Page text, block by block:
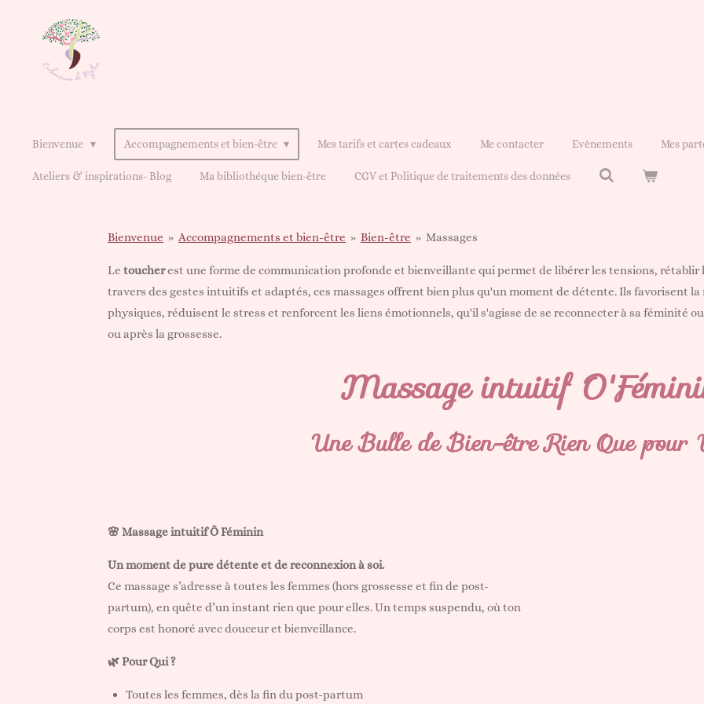
contenu
Bienvenue Accompagnements et bien-être Mes tarifs et cartes cadeaux Me contacter Evènements Mes
Ateliers & inspirations- Blog Ma bibliothéque bien-être CGV et Politique de traitements des données
Bienvenue » Accompagnements et bien-être » Bien-être » Massages
Le toucherest une forme de communication profonde et bienveillante qui permet de libérer les tensions, rétablir
travers des gestes intuitifs et adaptés, ces massages offrent bien plus qu'un moment de détente. Ils favorisent
physiques, réduisent le stress et renforcent les liens émotionnels, qu'il s'agisse de se reconnecter à sa féminité
ou après la grossesse.
Massage intuitif
Une Bulle de Bien-être Rien Que pour
🌸 Massage intuitif Ô Féminin
Un moment de pure détente et de reconnexion à soi.
Ce massage s’adresse à toutes les femmes (hors grossesse et fin de post-
partum), en quête d’un instant rien que pour elles. Un temps suspendu, où ton
corps est honoré avec douceur et bienveillance.
🌿 Pour Qui ?
Toutes les femmes, dès la fin du post-partum